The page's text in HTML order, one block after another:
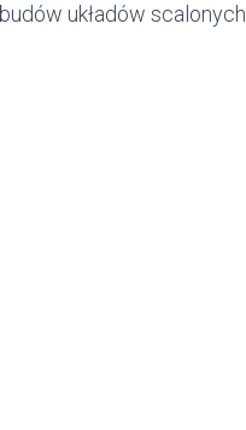
układów scalonych.